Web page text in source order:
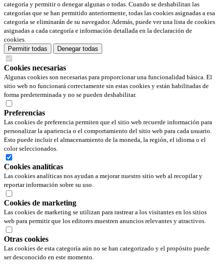
categoría y permitir o denegar algunas o todas. Cuando se deshabilitan las
categorías que se han permitido anteriormente, todas las cookies asignadas a esa
categoría se eliminarán de su navegador. Además, puede ver una lista de cookies
asignadas a cada categoría e información detallada en la declaración de
cookies.
Permitir todas
Denegar todas
Cookies necesarias
Algunas cookies son necesarias para proporcionar una funcionalidad básica. El
sitio web no funcionará correctamente sin estas cookies y están habilitadas de
forma predeterminada y no se pueden deshabilitar.
Preferencias
Las cookies de preferencia permiten que el sitio web recuerde información para
personalizar la apariencia o el comportamiento del sitio web para cada usuario.
Esto puede incluir el almacenamiento de la moneda, la región, el idioma o el
color seleccionados.
Cookies analíticas
Las cookies analíticas nos ayudan a mejorar nuestro sitio web al recopilar y
reportar información sobre su uso.
Cookies de marketing
Las cookies de marketing se utilizan para rastrear a los visitantes en los sitios
web para permitir que los editores muestren anuncios relevantes y atractivos.
Otras cookies
Las cookies de esta categoría aún no se han categorizado y el propósito puede
ser desconocido en este momento.